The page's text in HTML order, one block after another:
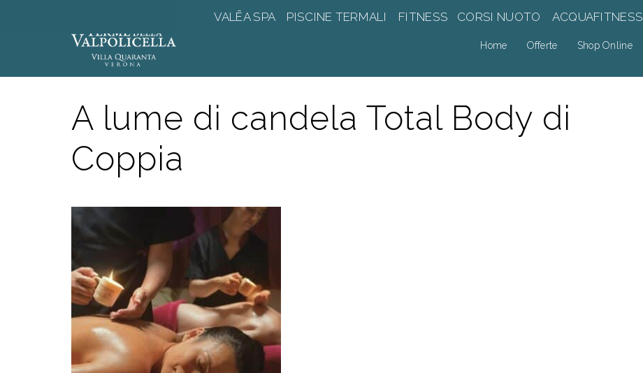
Home Offerte Shop Online
A lume di candela Total Body di
Coppia
VALĒA SPA PISCINE TERMALI FITNESS CORSI NUOTO ACQUAFITNESS